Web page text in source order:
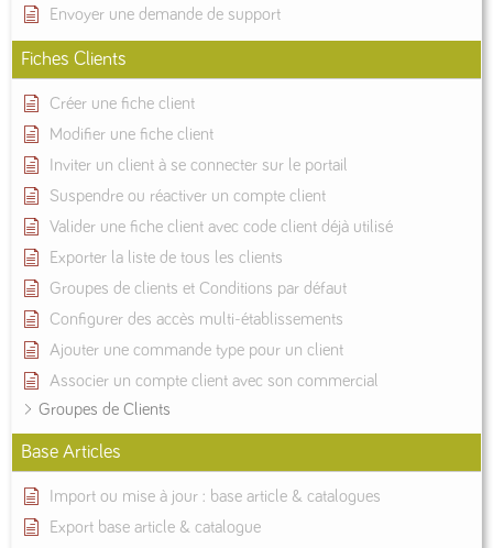
Envoyer une demande de support
Fiches Clients
Créer une fiche client
Modifier une fiche client
Inviter un client à se connecter sur le portail
Suspendre ou réactiver un compte client
Valider une fiche client avec code client déjà utilisé
Exporter la liste de tous les clients
Groupes de clients et Conditions par défaut
Configurer des accès multi-établissements
Ajouter une commande type pour un client
Associer un compte client avec son commercial
Groupes de Clients
Base Articles
Import ou mise à jour : base article & catalogues
Export base article & catalogue